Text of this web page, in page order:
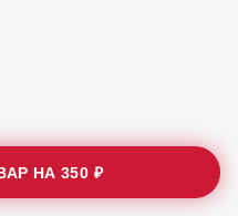
НА350 ₽